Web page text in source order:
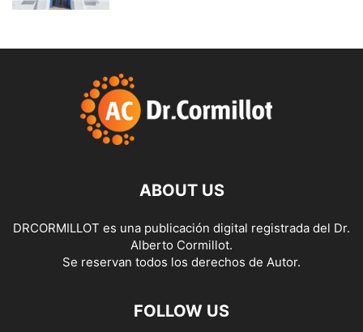
ABOUT US
DRCORMILLOT es una publicación digital registrada del Dr.
Alberto Cormillot.
Se reservan todos los derechos de Autor.
FOLLOW US